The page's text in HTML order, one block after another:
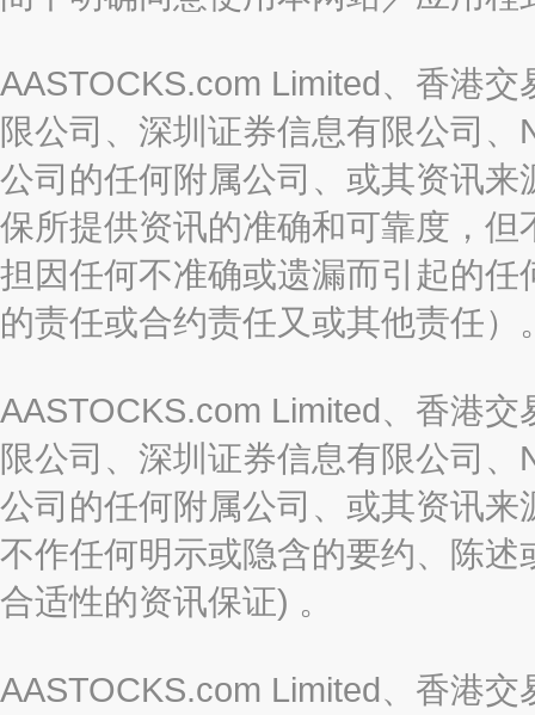
AASTOCKS.com Limited、香港
限公司、深圳证券信息有限公司
公司的任何附属公司、或其资讯
保所提供资讯的准确和可靠度，
担因任何不准确或遗漏而引起的
的责任或合约责任又或其他责任）
AASTOCKS.com Limited、香港
限公司、深圳证券信息有限公司
公司的任何附属公司、或其资讯
不作任何明示或隐含的要约、陈
合适性的资讯保证) 。
AASTOCKS.com Limited、香港